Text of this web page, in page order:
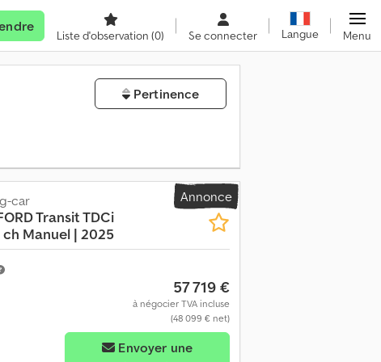
Liste d'observation (0) Se connecter Langue Menu
Pertinence
Annonce
car
Transit TDCi
ch Manuel | 2025
57 719 €
à négocier TVA incluse
(48 099 € net)